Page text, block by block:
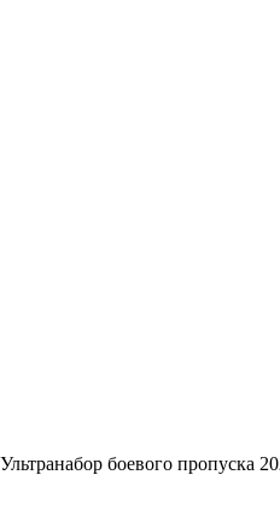
Ультранабор боевого пропуска